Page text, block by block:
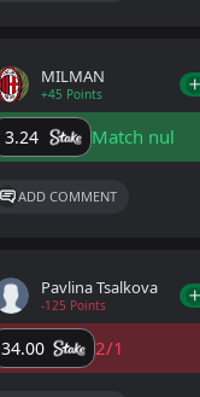
MILMAN
+45 Points
3.24 Match nul
ADD COMMENT
Pavlina Tsalkova
-125 Points
34.00 2/1